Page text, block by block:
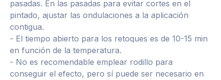
pasadas. En las pasadas para evitar cortes en el
pintado, ajustar las ondulaciones a la aplicación
contigua.
- El tiempo abierto para los retoques es de 10-15 min
en función de la temperatura.
- No es recomendable emplear rodillo para
conseguir el efecto, pero sí puede ser necesario en